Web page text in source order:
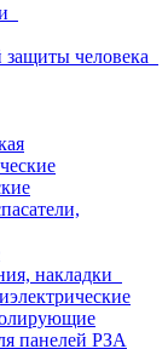
человека
накладки
панелей РЗА